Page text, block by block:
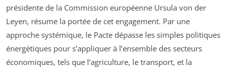
présidente de la Commission européenne Ursula von der
Leyen, résume la portée de cet engagement. Par une
approche systémique, le Pacte dépasse les simples politiques
énergétiques pour s’appliquer à l’ensemble des secteurs
économiques, tels que l’agriculture, le transport, et la